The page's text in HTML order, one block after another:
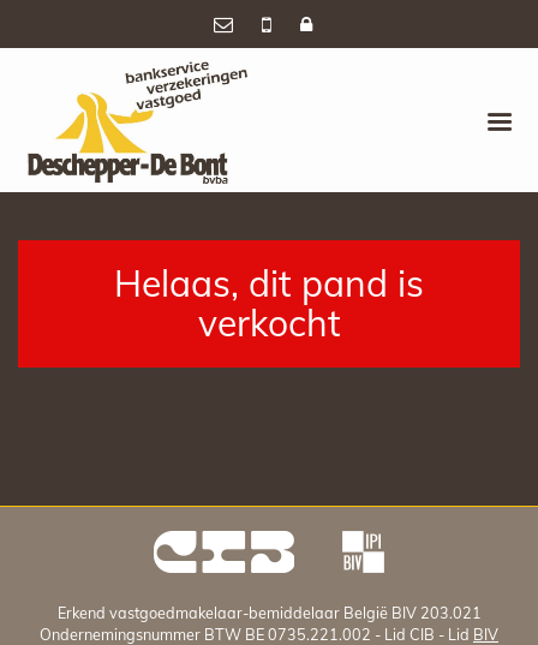
Helaas, dit pand is
verkocht
Erkend vastgoedmakelaar-bemiddelaar België BIV 203.021
Ondernemingsnummer BTW BE 0735.221.002 - Lid CIB - Lid BIV